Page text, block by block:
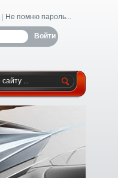
Не помню пароль...